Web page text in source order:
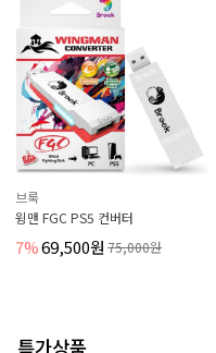
브룩
윙맨 FGC PS5 컨버터
7%69,500원75,000원
특가상품